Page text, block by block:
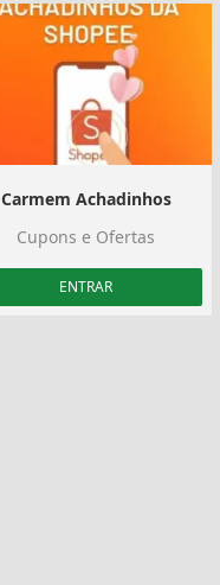
Carmem Achadinhos
Cupons e Ofertas
ENTRAR